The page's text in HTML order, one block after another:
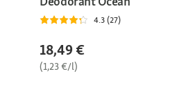
4.3 (27)
18,49 €
(1,23 €/l)